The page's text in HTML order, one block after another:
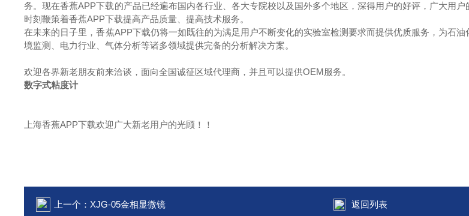
务。现在香蕉APP下载的产品已经遍布国内各行业、各大专院校以及国外多个地区，深得用户的好评，广大用户
时刻鞭策着香蕉APP下载提高产品质量、提高技术服务。
在未来的日子里，香蕉APP下载仍将一如既往的为满足用户不断变化的实验室检测要求而提供优质服务，为石
境监测、电力行业、气体分析等诸多领域提供完备的分析解决方案。
欢迎各界新老朋友前来洽谈，面向全国诚征区域代理商，并且可以提供OEM服务。
数字式粘度计
上海香蕉APP下载欢迎广大新老用户的光顾！！
上一个： XJG-05金相显微镜 返回列表